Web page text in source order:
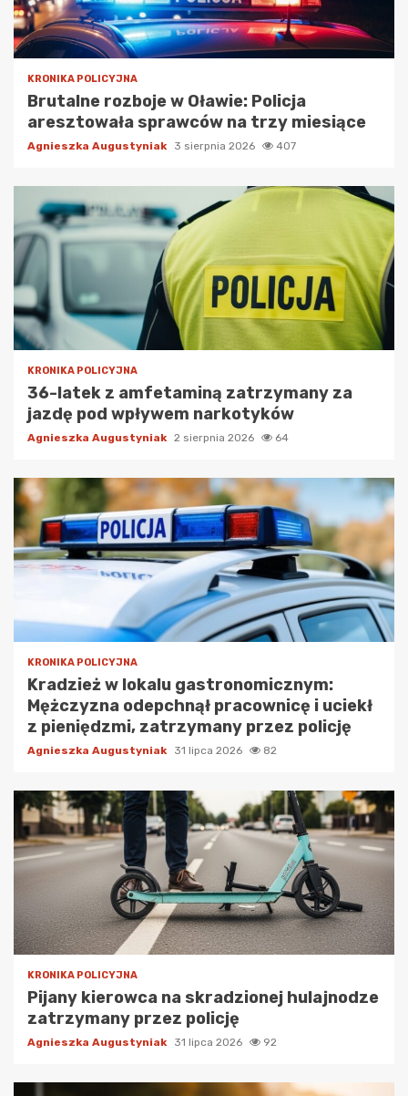
KRONIKA POLICYJNA
Brutalne rozboje w Oławie: Policja
aresztowała sprawców na trzy miesiące
Agnieszka Augustyniak 3 sierpnia 2026 407
KRONIKA POLICYJNA
36-latek z amfetaminą zatrzymany za
jazdę pod wpływem narkotyków
Agnieszka Augustyniak 2 sierpnia 2026 64
KRONIKA POLICYJNA
Kradzież w lokalu gastronomicznym:
Mężczyzna odepchnął pracownicę i uciekł
z pieniędzmi, zatrzymany przez policję
Agnieszka Augustyniak 31 lipca 2026 82
KRONIKA POLICYJNA
Pijany kierowca na skradzionej hulajnodze
zatrzymany przez policję
Agnieszka Augustyniak 31 lipca 2026 92